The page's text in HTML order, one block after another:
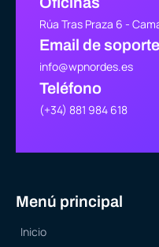
Rúa Tras Praza 6 -
Email de soporte
info@wpnordes.es
Teléfono
(+34) 881 984 618
Menú principal
Inicio